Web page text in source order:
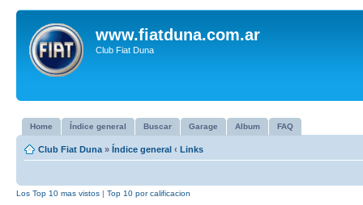
www.fiatduna.com.ar
Club Fiat Duna
Home Índice general Buscar Garage Album FAQ
Club Fiat Duna » Índice general ‹ Links
Los Top 10 mas vistos | Top 10 por calificacion